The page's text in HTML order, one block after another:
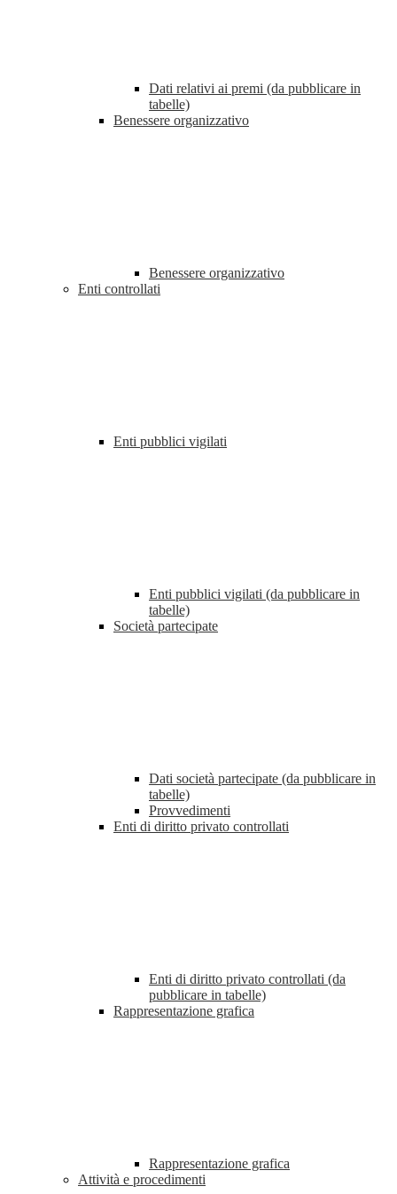
Dati relativi ai premi (da pubblicare in
tabelle)
Benessere organizzativo
Benessere organizzativo
Enti controllati
Enti pubblici vigilati
Enti pubblici vigilati (da pubblicare in
tabelle)
Società partecipate
Dati società partecipate (da pubblicare in
tabelle)
Provvedimenti
Enti di diritto privato controllati
Enti di diritto privato controllati (da
pubblicare in tabelle)
Rappresentazione grafica
Rappresentazione grafica
Attività e procedimenti